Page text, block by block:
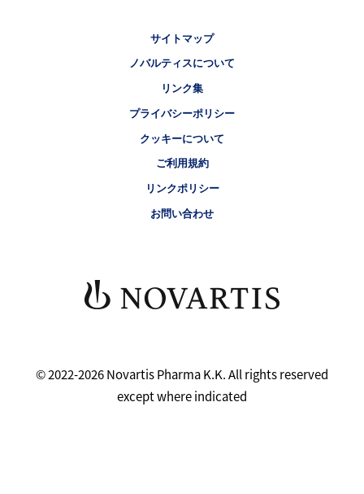
サイトマップ
ノバルティスについて
リンク集
プライバシーポリシー
クッキーについて
ご利用規約
リンクポリシー
お問い合わせ
© 2022-2026 Novartis Pharma K.K. All rights reserved
except where indicated